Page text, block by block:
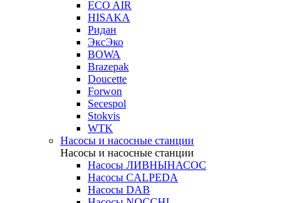
ECO AIR
HISAKA
Ридан
ЭксЭко
BOWA
Brazepak
Doucette
Forwon
Secespol
Stokvis
WTK
Насосы и насосные станции
Насосы и насосные станции
Насосы ЛИВНЫНАСОС
Насосы CALPEDA
Насосы DAB